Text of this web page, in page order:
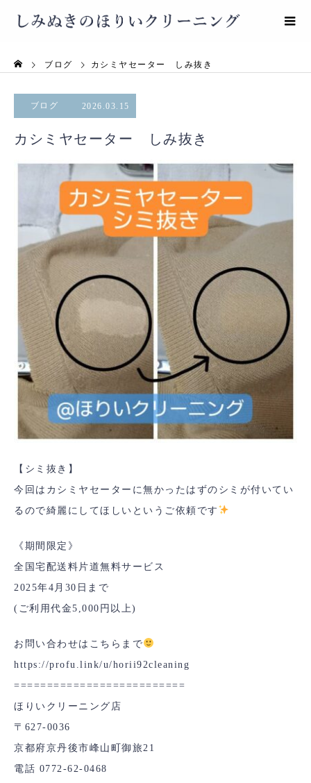
ブログ カシミヤセーター しみ抜き
ブログ 2026.03.15
カシミヤセーター しみ抜き
【シミ抜き】
今回はカシミヤセーターに無かったはずのシミが付いてい
るので綺麗にしてほしいというご依頼です
《期間限定》
全国宅配送料片道無料サービス
2025年4月30日まで
(ご利用代金5,000円以上)
お問い合わせはこちらまで
https://profu.link/u/horii92cleaning
==========================
ほりいクリーニング店
〒627-0036
京都府京丹後市峰山町御旅21
電話 0772-62-0468